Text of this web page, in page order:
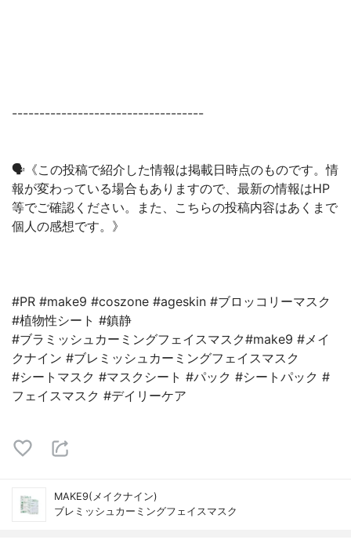
-----------------------------------
🗣《この投稿で紹介した情報は掲載日時点のものです。情
報が変わっている場合もありますので、最新の情報はHP
等でご確認ください。また、こちらの投稿内容はあくまで
個人の感想です。》
#PR #make9 #coszone #ageskin #ブロッコリーマスク
#植物性シート #鎮静
#ブラミッシュカーミングフェイスマスク#make9 #メイ
クナイン #ブレミッシュカーミングフェイスマスク
#シートマスク #マスクシート #パック #シートパック #
フェイスマスク #デイリーケア
MAKE9(メイクナイン)
ブレミッシュカーミングフェイスマスク